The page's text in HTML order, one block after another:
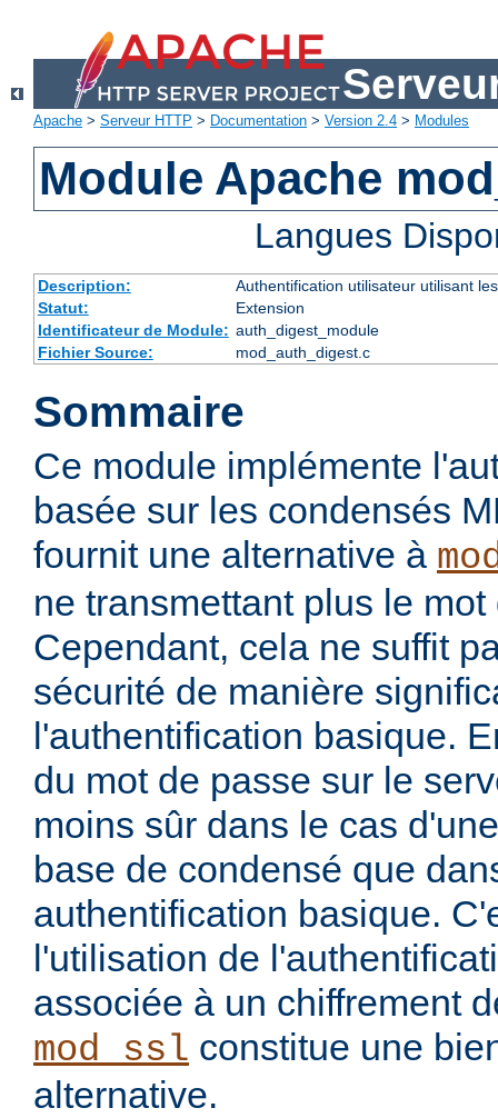
Apache > Serveur HTTP > Documentation > Version 2.4 > Modules
Module Apache
Langues
Description:
Authentification utilisateur utilisant
Statut:
Extension
Identificateur de Module: auth_digest_module
Fichier Source:
mod_auth_digest.c
Sommaire
Ce module implémente
basée sur les condensés
fournit une alternative à
ne transmettant plus le
Cependant, cela ne suffit
sécurité de manière
l'authentification basique.
du mot de passe sur le
moins sûr dans le cas
base de condensé que
authentification basique.
l'utilisation de
associée à un chiffrement
mod_ssl constitue une
alternative.